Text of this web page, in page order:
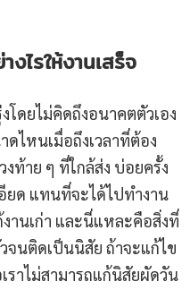
ไรให้งานเสร็จ
ดยไม่คิดถึงอนาคตตัวเอง
ไหนเมื่อถึงเวลาที่ต้อง
ท้าย ๆ ที่ใกล้ส่ง บ่อยครั้ง
ยด แทนที่จะได้ไปทำงาน
านเก่า และนี่แหละคือสิ่งที่
จนติดเป็นนิสัย ถ้าจะแก้ไข
ราไม่สามารถแก้นิสัยผัดวัน